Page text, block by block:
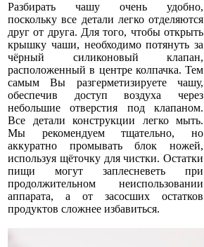
Разбирать чашу очень удобно,
поскольку все детали легко отделяются
друг от друга. Для того, чтобы открыть
крышку чаши, необходимо потянуть за
чёрный силиконовый клапан,
расположенный в центре колпачка. Тем
самым Вы разгерметизируете чашу,
обеспечив доступ воздуха через
небольшие отверстия под клапаном.
Все детали конструкции легко мыть.
Мы рекомендуем тщательно, но
аккуратно промывать блок ножей,
используя щёточку для чистки. Остатки
пищи могут заплесневеть при
продолжительном неиспользовании
аппарата, а от засосших остатков
продуктов сложнее избавиться.